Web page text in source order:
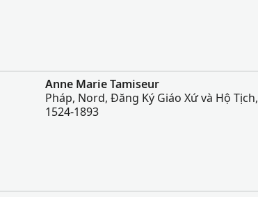
Anne Marie Tamiseur
Pháp, Nord, Đăng Ký Giáo Xứ và Hộ Tịch,
1524-1893